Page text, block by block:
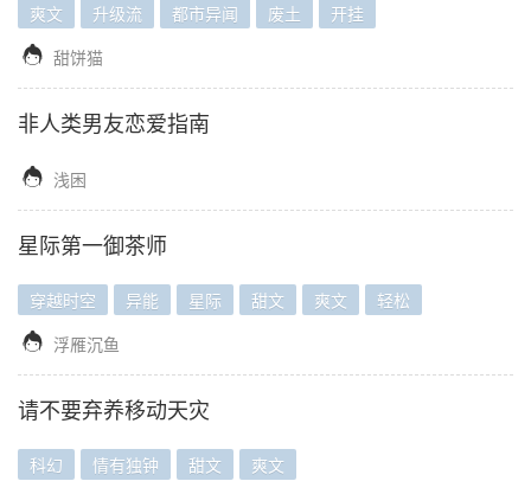
爽文 升级流 都市异闻 废土 开挂
 甜饼猫
非人类男友恋爱指南
 浅困
星际第一御茶师
穿越时空 异能 星际 甜文 爽文 轻松
 浮雁沉鱼
请不要弃养移动天灾
科幻 情有独钟 甜文 爽文